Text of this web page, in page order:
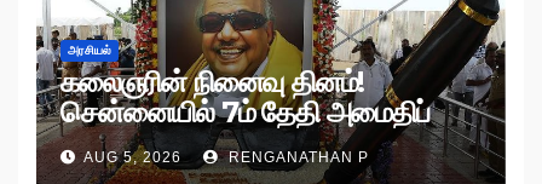
அரசியல்
கலைஞரின் நினைவு தினம்!
சென்னையில் 7ம் தேதி அமைதிப்
பேரணி!
AUG 5, 2026 RENGANATHAN P